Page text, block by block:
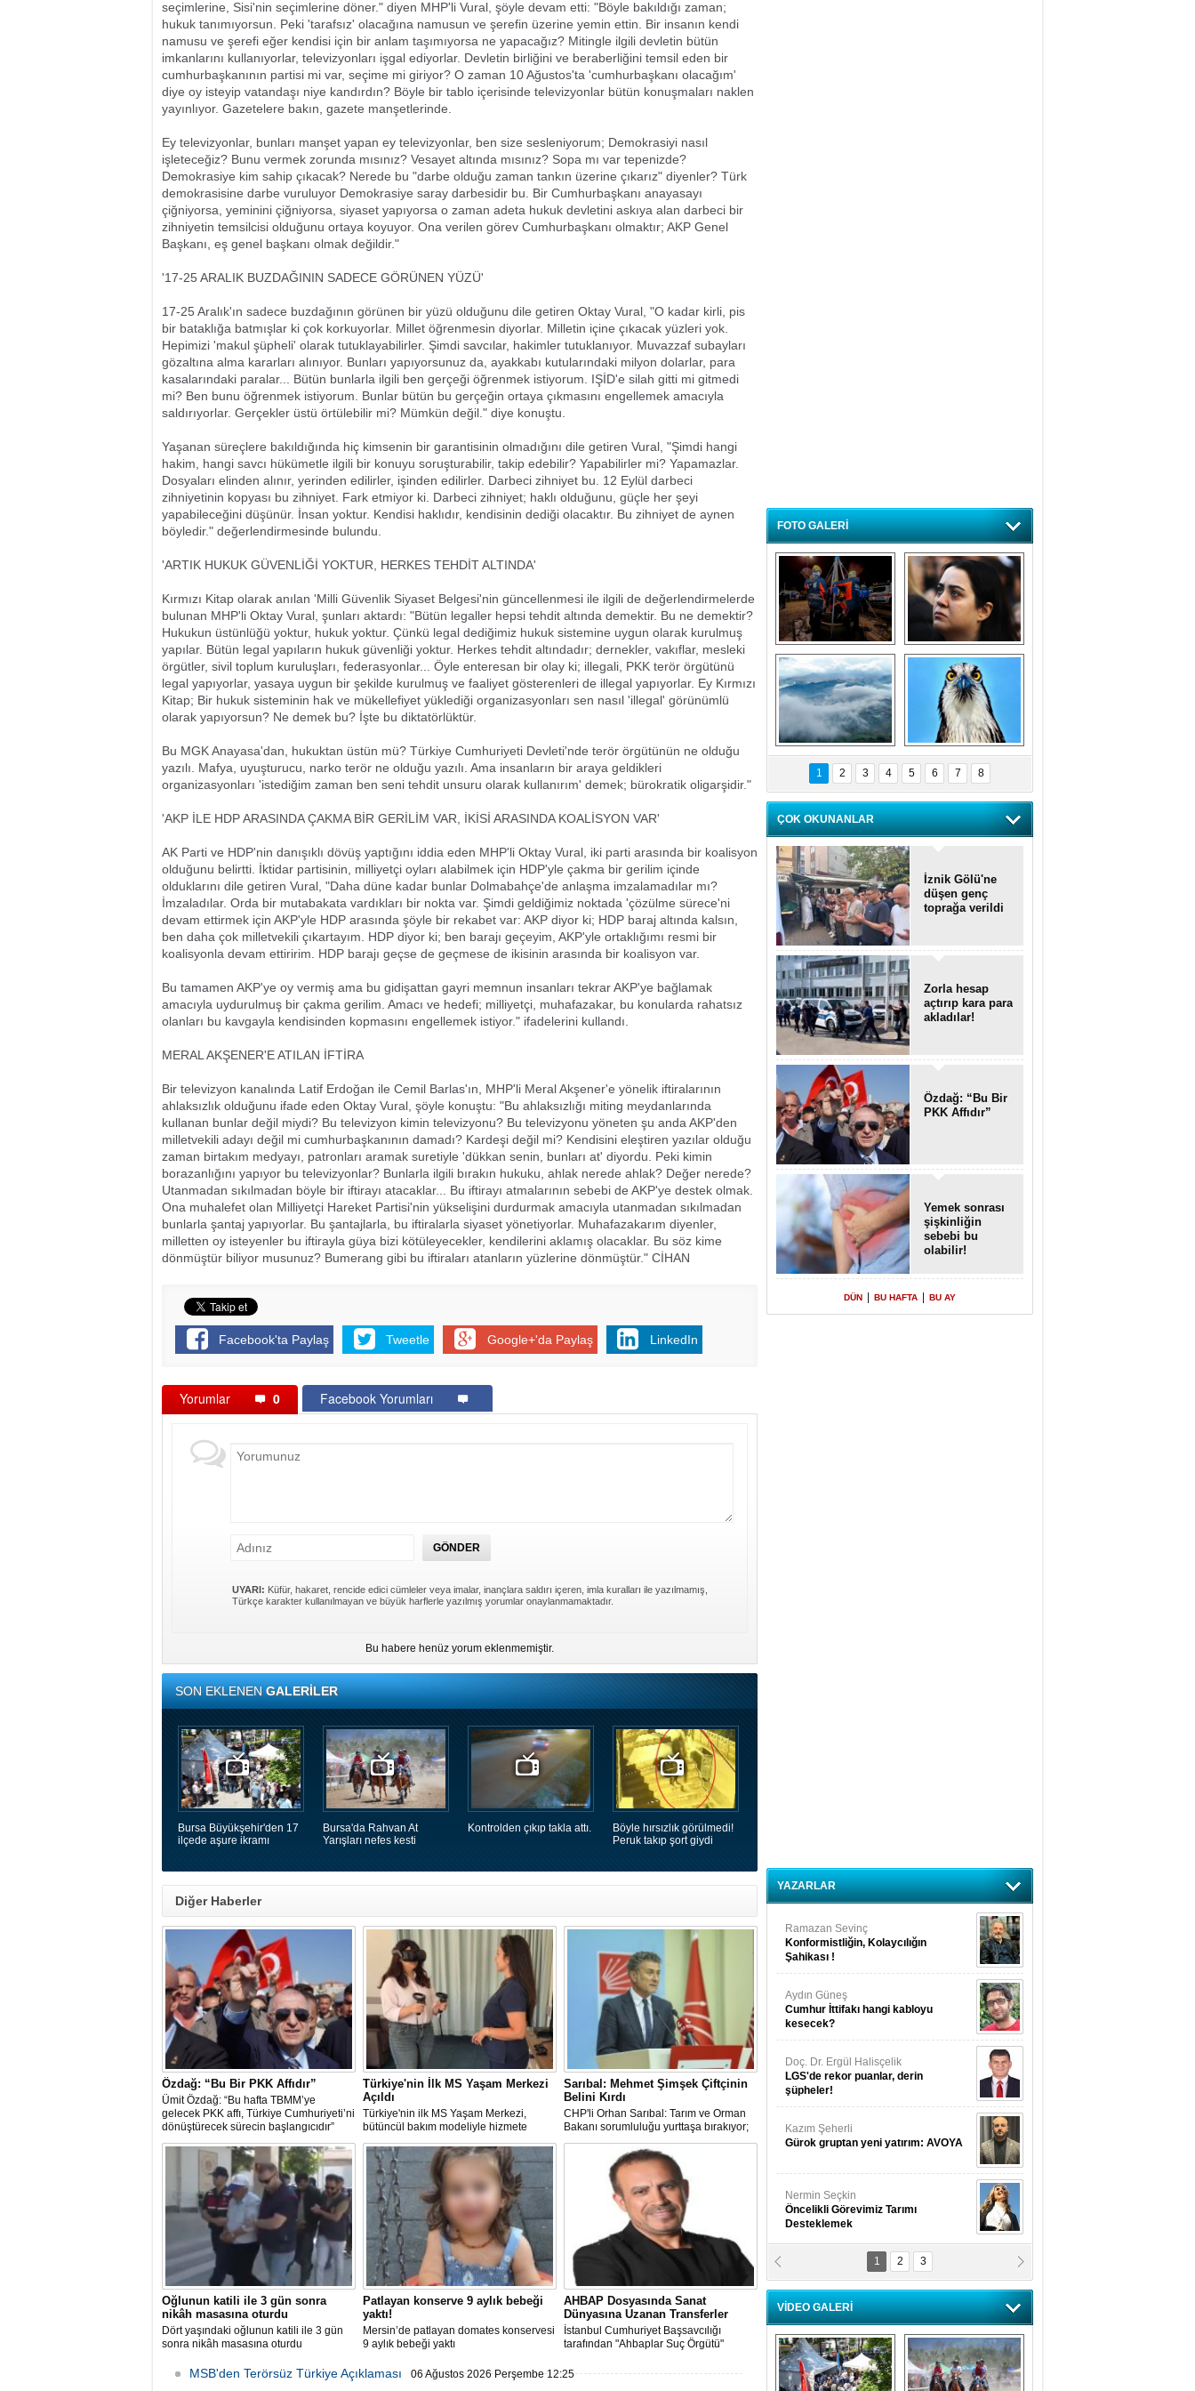
seçimlerine, Sisi'nin seçimlerine döner." diyen MHP'li Vural, şöyle devam etti: "Böyle bakıldığı zaman;
hukuk tanımıyorsun. Peki 'tarafsız' olacağına namusun ve şerefin üzerine yemin ettin. Bir insanın kendi
namusu ve şerefi eğer kendisi için bir anlam taşımıyorsa ne yapacağız? Mitingle ilgili devletin bütün
imkanlarını kullanıyorlar, televizyonları işgal ediyorlar. Devletin birliğini ve beraberliğini temsil eden bir
cumhurbaşkanının partisi mi var, seçime mi giriyor? O zaman 10 Ağustos'ta 'cumhurbaşkanı olacağım'
diye oy isteyip vatandaşı niye kandırdın? Böyle bir tablo içerisinde televizyonlar bütün konuşmaları naklen
yayınlıyor. Gazetelere bakın, gazete manşetlerinde.
Ey televizyonlar, bunları manşet yapan ey televizyonlar, ben size sesleniyorum; Demokrasiyi nasıl
işleteceğiz? Bunu vermek zorunda mısınız? Vesayet altında mısınız? Sopa mı var tepenizde?
Demokrasiye kim sahip çıkacak? Nerede bu "darbe olduğu zaman tankın üzerine çıkarız" diyenler? Türk
demokrasisine darbe vuruluyor Demokrasiye saray darbesidir bu. Bir Cumhurbaşkanı anayasayı
çiğniyorsa, yeminini çiğniyorsa, siyaset yapıyorsa o zaman adeta hukuk devletini askıya alan darbeci bir
zihniyetin temsilcisi olduğunu ortaya koyuyor. Ona verilen görev Cumhurbaşkanı olmaktır; AKP Genel
Başkanı, eş genel başkanı olmak değildir."
'17-25 ARALIK BUZDAĞININ SADECE GÖRÜNEN YÜZÜ'
17-25 Aralık'ın sadece buzdağının görünen bir yüzü olduğunu dile getiren Oktay Vural, "O kadar kirli, pis
bir bataklığa batmışlar ki çok korkuyorlar. Millet öğrenmesin diyorlar. Milletin içine çıkacak yüzleri yok.
Hepimizi 'makul şüpheli' olarak tutuklayabilirler. Şimdi savcılar, hakimler tutuklanıyor. Muvazzaf subayları
gözaltına alma kararları alınıyor. Bunları yapıyorsunuz da, ayakkabı kutularındaki milyon dolarlar, para
kasalarındaki paralar... Bütün bunlarla ilgili ben gerçeği öğrenmek istiyorum. IŞİD'e silah gitti mi gitmedi
mi? Ben bunu öğrenmek istiyorum. Bunlar bütün bu gerçeğin ortaya çıkmasını engellemek amacıyla
saldırıyorlar. Gerçekler üstü örtülebilir mi? Mümkün değil." diye konuştu.
Yaşanan süreçlere bakıldığında hiç kimsenin bir garantisinin olmadığını dile getiren Vural, "Şimdi hangi
hakim, hangi savcı hükümetle ilgili bir konuyu soruşturabilir, takip edebilir? Yapabilirler mi? Yapamazlar.
Dosyaları elinden alınır, yerinden edilirler, işinden edilirler. Darbeci zihniyet bu. 12 Eylül darbeci
zihniyetinin kopyası bu zihniyet. Fark etmiyor ki. Darbeci zihniyet; haklı olduğunu, güçle her şeyi
yapabileceğini düşünür. İnsan yoktur. Kendisi haklıdır, kendisinin dediği olacaktır. Bu zihniyet de aynen
böyledir." değerlendirmesinde bulundu.
'ARTIK HUKUK GÜVENLİĞİ YOKTUR, HERKES TEHDİT ALTINDA'
Kırmızı Kitap olarak anılan 'Milli Güvenlik Siyaset Belgesi'nin güncellenmesi ile ilgili de değerlendirmelerde
bulunan MHP'li Oktay Vural, şunları aktardı: "Bütün legaller hepsi tehdit altında demektir. Bu ne demektir?
Hukukun üstünlüğü yoktur, hukuk yoktur. Çünkü legal dediğimiz hukuk sistemine uygun olarak kurulmuş
yapılar. Bütün legal yapıların hukuk güvenliği yoktur. Herkes tehdit altındadır; dernekler, vakıflar, mesleki
örgütler, sivil toplum kuruluşları, federasyonlar... Öyle enteresan bir olay ki; illegali, PKK terör örgütünü
legal yapıyorlar, yasaya uygun bir şekilde kurulmuş ve faaliyet gösterenleri de illegal yapıyorlar. Ey Kırmızı
Kitap; Bir hukuk sisteminin hak ve mükellefiyet yüklediği organizasyonları sen nasıl 'illegal' görünümlü
olarak yapıyorsun? Ne demek bu? İşte bu diktatörlüktür.
Bu MGK Anayasa'dan, hukuktan üstün mü? Türkiye Cumhuriyeti Devleti'nde terör örgütünün ne olduğu
yazılı. Mafya, uyuşturucu, narko terör ne olduğu yazılı. Ama insanların bir araya geldikleri
organizasyonları 'istediğim zaman ben seni tehdit unsuru olarak kullanırım' demek; bürokratik oligarşidir."
'AKP İLE HDP ARASINDA ÇAKMA BİR GERİLİM VAR, İKİSİ ARASINDA KOALİSYON VAR'
AK Parti ve HDP'nin danışıklı dövüş yaptığını iddia eden MHP'li Oktay Vural, iki parti arasında bir koalisyon
olduğunu belirtti. İktidar partisinin, milliyetçi oyları alabilmek için HDP'yle çakma bir gerilim içinde
olduklarını dile getiren Vural, "Daha düne kadar bunlar Dolmabahçe'de anlaşma imzalamadılar mı?
İmzaladılar. Orda bir mutabakata vardıkları bir nokta var. Şimdi geldiğimiz noktada 'çözülme sürece'ni
devam ettirmek için AKP'yle HDP arasında şöyle bir rekabet var: AKP diyor ki; HDP baraj altında kalsın,
ben daha çok milletvekili çıkartayım. HDP diyor ki; ben barajı geçeyim, AKP'yle ortaklığımı resmi bir
koalisyonla devam ettiririm. HDP barajı geçse de geçmese de ikisinin arasında bir koalisyon var.
Bu tamamen AKP'ye oy vermiş ama bu gidişattan gayri memnun insanları tekrar AKP'ye bağlamak
amacıyla uydurulmuş bir çakma gerilim. Amacı ve hedefi; milliyetçi, muhafazakar, bu konularda rahatsız
olanları bu kavgayla kendisinden kopmasını engellemek istiyor." ifadelerini kullandı.
MERAL AKŞENER'E ATILAN İFTİRA
Bir televizyon kanalında Latif Erdoğan ile Cemil Barlas'ın, MHP'li Meral Akşener'e yönelik iftiralarının
ahlaksızlık olduğunu ifade eden Oktay Vural, şöyle konuştu: "Bu ahlaksızlığı miting meydanlarında
kullanan bunlar değil miydi? Bu televizyon kimin televizyonu? Bu televizyonu yöneten şu anda AKP'den
milletvekili adayı değil mi cumhurbaşkanının damadı? Kardeşi değil mi? Kendisini eleştiren yazılar olduğu
zaman birtakım medyayı, patronları aramak suretiyle 'dükkan senin, bunları at' diyordu. Peki kimin
borazanlığını yapıyor bu televizyonlar? Bunlarla ilgili bırakın hukuku, ahlak nerede ahlak? Değer nerede?
Utanmadan sıkılmadan böyle bir iftirayı atacaklar... Bu iftirayı atmalarının sebebi de AKP'ye destek olmak.
Ona muhalefet olan Milliyetçi Hareket Partisi'nin yükselişini durdurmak amacıyla utanmadan sıkılmadan
bunlarla şantaj yapıyorlar. Bu şantajlarla, bu iftiralarla siyaset yönetiyorlar. Muhafazakarım diyenler,
milletten oy isteyenler bu iftirayla güya bizi kötüleyecekler, kendilerini aklamış olacaklar. Bu söz kime
dönmüştür biliyor musunuz? Bumerang gibi bu iftiraları atanların yüzlerine dönmüştür." CİHAN
Facebook'ta Paylaş Tweetle Google+'da Paylaş LinkedIn
Yorumlar 0 Facebook Yorumları
UYARI: Küfür, hakaret, rencide edici cümleler veya imalar, inançlara saldırı içeren, imla kuralları ile yazılmamış,
Türkçe karakter kullanılmayan ve büyük harflerle yazılmış yorumlar onaylanmamaktadır.
Bu habere henüz yorum eklenmemiştir.
SON EKLENENGALERİLER
Bursa Büyükşehir'den 17
ilçede aşure ikramı
Bursa'da Rahvan At
Yarışları nefes kesti
Kontrolden çıkıp takla attı.
Böyle hırsızlık görülmedi!
Peruk takıp şort giydi
Diğer Haberler
Özdağ: “Bu Bir PKK Affıdır”
Ümit Özdağ: “Bu hafta TBMM’ye
gelecek PKK affı, Türkiye Cumhuriyeti’ni
dönüştürecek sürecin başlangıcıdır”
Türkiye'nin İlk MS Yaşam Merkezi
Açıldı
Türkiye'nin ilk MS Yaşam Merkezi,
bütüncül bakım modeliyle hizmete
başladı
Sarıbal: Mehmet Şimşek Çiftçinin
Belini Kırdı
CHP'li Orhan Sarıbal: Tarım ve Orman
Bakanı sorumluluğu yurttaşa bırakıyor;
Mehmet Şimşek enflasyonun değil,
çiftçinin belini kırdı
Oğlunun katili ile 3 gün sonra
nikâh masasına oturdu
Dört yaşındaki oğlunun katili ile 3 gün
sonra nikâh masasına oturdu
Patlayan konserve 9 aylık bebeği
yaktı!
Mersin’de patlayan domates konservesi
9 aylık bebeği yaktı
AHBAP Dosyasında Sanat
Dünyasına Uzanan Transferler
İstanbul Cumhuriyet Başsavcılığı
tarafından "Ahbaplar Suç Örgütü"
MSB'den Terörsüz Türkiye Açıklaması 06 Ağustos 2026 Perşembe 12:25
FOTO GALERİ
Bursa'da deprem
tatbikatı gerçeğini
aratmadı
Özlem ve minnetle
anıyoruz
Bursa'dan
büyüleyen
fotoğraflar
Balık Kartalı
Bursa’da
görüntülendi
1 2 3 4 5 6 7 8
ÇOK OKUNANLAR
İznik Gölü'ne
düşen genç
toprağa verildi
Zorla hesap
açtırıp kara para
akladılar!
Özdağ: “Bu Bir
PKK Affıdır”
Yemek sonrası
şişkinliğin
sebebi bu
olabilir!
DÜN BU HAFTA BU AY
YAZARLAR
Ramazan Sevinç
Konformistliğin, Kolaycılığın
Şahikası !
Aydın Güneş
Cumhur İttifakı hangi kabloyu
kesecek?
Doç. Dr. Ergül Halisçelik
LGS'de rekor puanlar, derin
şüpheler!
Kazım Şeherli
Gürok gruptan yeni yatırım: AVOYA
Nermin Seçkin
Öncelikli Görevimiz Tarımı
Desteklemek
Nilüfer Menekli Buzcular
Siz Hiç Kelebeklerin Sesini
Duydunuz Mu?
1 2 3
VİDEO GALERİ